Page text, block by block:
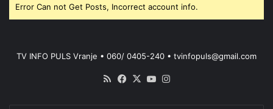
Error Can not Get Posts, Incorrect account info.
TV INFO PULS Vranje • 060/ 0405-240 • tvinfopuls@gmail.com
RSS Facebook
X YouTube